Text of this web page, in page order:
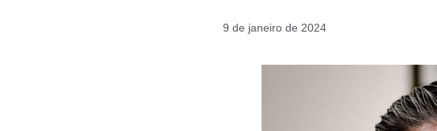
9 de janeiro de 2024